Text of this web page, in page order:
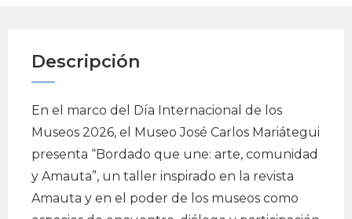
Descripción
En el marco del Día Internacional de los
Museos 2026, el Museo José Carlos Mariátegui
presenta “Bordado que une: arte, comunidad
y Amauta”, un taller inspirado en la revista
Amauta y en el poder de los museos como